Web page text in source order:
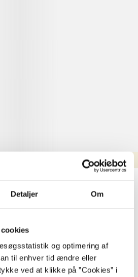
Detaljer Om
og optimering af
til enhver tid ændre eller
ved at klikke på ”Cookies” i
...
...
...
...